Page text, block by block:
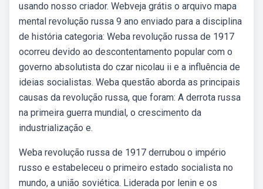
usando nosso criador. Webveja grátis o arquivo mapa
mental revolução russa 9 ano enviado para a disciplina
de história categoria: Weba revolução russa de 1917
ocorreu devido ao descontentamento popular com o
governo absolutista do czar nicolau ii e a influência de
ideias socialistas. Weba questão aborda as principais
causas da revolução russa, que foram: A derrota russa
na primeira guerra mundial, o crescimento da
industrialização e.
Weba revolução russa de 1917 derrubou o império
russo e estabeleceu o primeiro estado socialista no
mundo, a união soviética. Liderada por lenin e os